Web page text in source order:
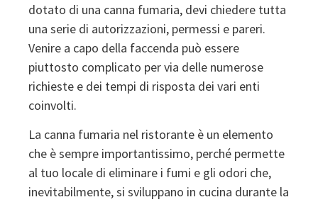
dotato di una canna fumaria, devi chiedere tutta
una serie di autorizzazioni, permessi e pareri.
Venire a capo della faccenda può essere
piuttosto complicato per via delle numerose
richieste e dei tempi di risposta dei vari enti
coinvolti.
La canna fumaria nel ristorante è un elemento
che è sempre importantissimo, perché permette
al tuo locale di eliminare i fumi e gli odori che,
inevitabilmente, si sviluppano in cucina durante la